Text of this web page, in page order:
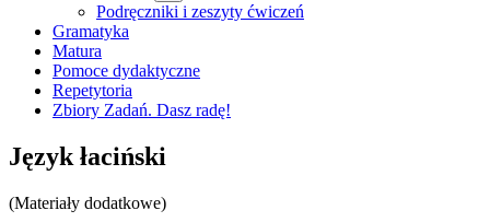
Podręczniki i zeszyty ćwiczeń
Gramatyka
Matura
Pomoce dydaktyczne
Repetytoria
Zbiory Zadań. Dasz radę!
Język łaciński
(Materiały dodatkowe)